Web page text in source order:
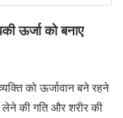
ऊर्जा को बनाए
को ऊर्जावान बने रहने
की गति और शरीर की